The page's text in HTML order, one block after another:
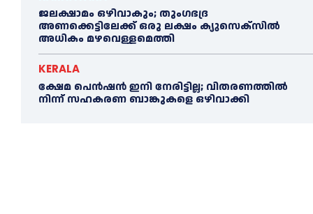
ജലക്ഷാമം ഒഴിവാകും; തുംഗഭദ്ര
അണക്കെട്ടിലേക്ക് ഒരു ലക്ഷം ക്യുസെക്സില്‍
അധികം മഴവെള്ളമെത്തി
KERALA
ക്ഷേമ പെൻഷൻ ഇനി നേരിട്ടില്ല; വിതരണത്തിൽ
നിന്ന് സഹകരണ ബാങ്കുകളെ ഒഴിവാക്കി